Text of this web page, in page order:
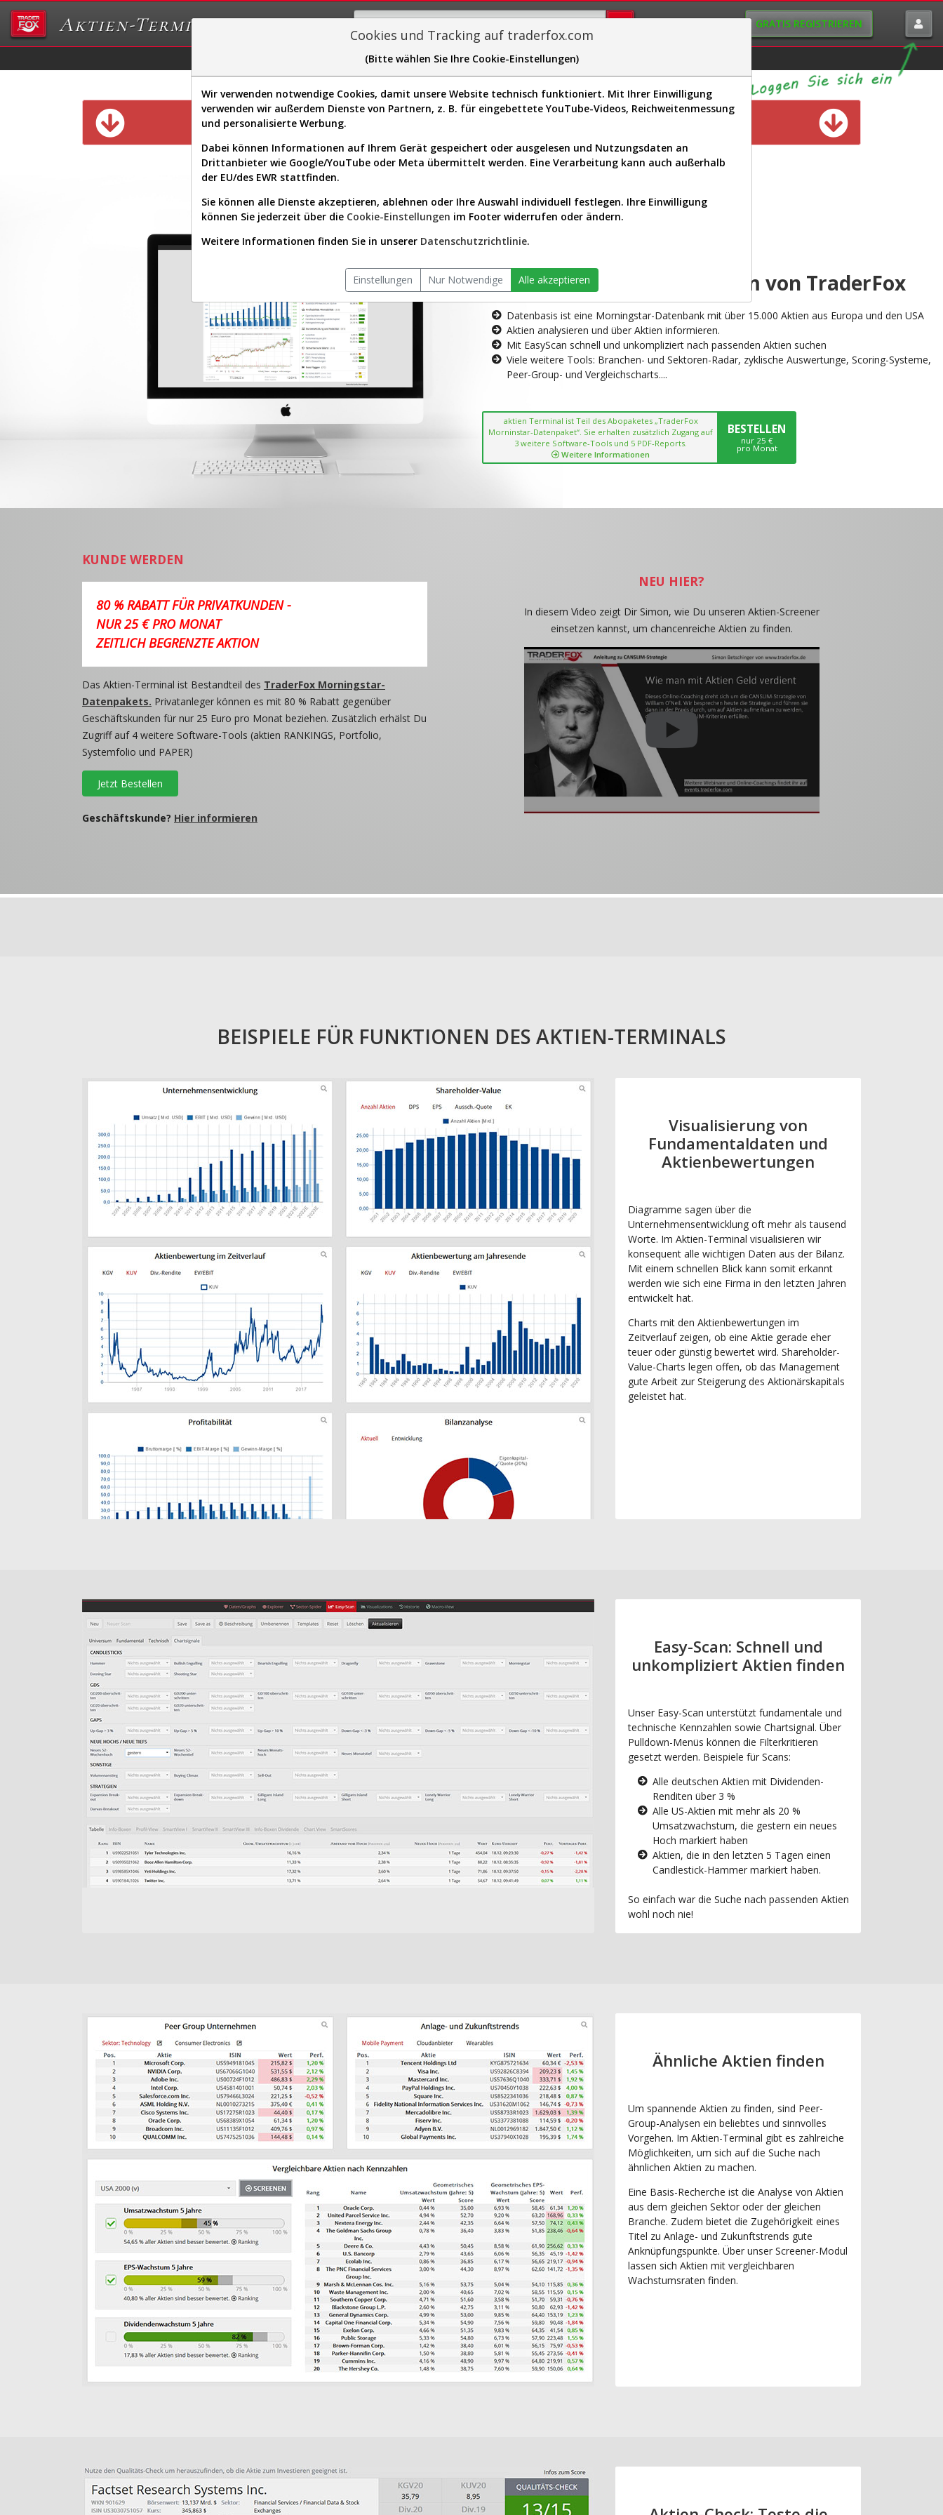
Aktien-Terminal GRATIS REGISTRIEREN
Sector-Spider Easy-Scan Visualizations
Diese Funktion ist nur für Premium-Kunden verfügbar
AKTIEN-TERMINAL
Die Aktienanalyse-Plattform von TraderFox
Datenbasis ist eine Morningstar-Datenbank mit über 15.000 Aktien aus Europa und den USA
Aktien analysieren und über Aktien informieren.
Mit EasyScan schnell und unkompliziert nach passenden Aktien suchen
Viele weitere Tools: Branchen- und Sektoren-Radar, zyklische Auswertunge, Scoring-Systeme,
Peer-Group- und Vergleichscharts....
aktien Terminal ist Teil des Abopaketes „TraderFox
Morninstar-Datenpaket“. Sie erhalten zusätzlich Zugang auf
3 weitere Software-Tools und 5 PDF-Reports.
Weitere Informationen
BESTELLEN
nur 25 €
pro Monat
KUNDE WERDEN
80 % RABATT FÜR PRIVATKUNDEN -
NUR 25 € PRO MONAT
ZEITLICH BEGRENZTE AKTION
Das Aktien-Terminal ist Bestandteil des TraderFox Morningstar-
Datenpakets. Privatanleger können es mit 80 % Rabatt gegenüber
Geschäftskunden für nur 25 Euro pro Monat beziehen. Zusätzlich erhälst Du
Zugriff auf 4 weitere Software-Tools (aktien RANKINGS, Portfolio,
Systemfolio und PAPER)
Jetzt Bestellen
Geschäftskunde? Hier informieren
NEU HIER?
In diesem Video zeigt Dir Simon, wie Du unseren Aktien-Screener
einsetzen kannst, um chancenreiche Aktien zu finden.
BEISPIELE FÜR FUNKTIONEN DES AKTIEN-TERMINALS
Visualisierung von
Fundamentaldaten und
Aktienbewertungen
Diagramme sagen über die
Unternehmensentwicklung oft mehr als tausend
Worte. Im Aktien-Terminal visualisieren wir
konsequent alle wichtigen Daten aus der Bilanz.
Mit einem schnellen Blick kann somit erkannt
werden wie sich eine Firma in den letzten Jahren
entwickelt hat.
Charts mit den Aktienbewertungen im
Zeitverlauf zeigen, ob eine Aktie gerade eher
teuer oder günstig bewertet wird. Shareholder-
Value-Charts legen offen, ob das Management
gute Arbeit zur Steigerung des Aktionärskapitals
geleistet hat.
Easy-Scan: Schnell und
unkompliziert Aktien finden
Unser Easy-Scan unterstützt fundamentale und
technische Kennzahlen sowie Chartsignal. Über
Pulldown-Menüs können die Filterkritieren
gesetzt werden. Beispiele für Scans:
Alle deutschen Aktien mit Dividenden-
Renditen über 3 %
Alle US-Aktien mit mehr als 20 %
Umsatzwachstum, die gestern ein neues
Hoch markiert haben
Aktien, die in den letzten 5 Tagen einen
Candlestick-Hammer markiert haben.
So einfach war die Suche nach passenden Aktien
wohl noch nie!
Ähnliche Aktien finden
Um spannende Aktien zu finden, sind Peer-
Group-Analysen ein beliebtes und sinnvolles
Vorgehen. Im Aktien-Terminal gibt es zahlreiche
Möglichkeiten, um sich auf die Suche nach
ähnlichen Aktien zu machen.
Eine Basis-Recherche ist die Analyse von Aktien
aus dem gleichen Sektor oder der gleichen
Branche. Zudem bietet die Zugehörigkeit eines
Titel zu Anlage- und Zukunftstrends gute
Anknüpfungspunkte. Über unser Screener-Modul
lassen sich Aktien mit vergleichbaren
Wachstumsraten finden.
Cookies und Tracking auf traderfox.com
(Bitte wählen Sie Ihre Cookie-Einstellungen)
Wir verwenden notwendige Cookies, damit unsere Website technisch funktioniert. Mit Ihrer Einwilligung
verwenden wir außerdem Dienste von Partnern, z. B. für eingebettete YouTube-Videos, Reichweitenmessung
und personalisierte Werbung.
Dabei können Informationen auf Ihrem Gerät gespeichert oder ausgelesen und Nutzungsdaten an
Drittanbieter wie Google/YouTube oder Meta übermittelt werden. Eine Verarbeitung kann auch außerhalb
der EU/des EWR stattfinden.
Sie können alle Dienste akzeptieren, ablehnen oder Ihre Auswahl individuell festlegen. Ihre Einwilligung
können Sie jederzeit über die Cookie-Einstellungen im Footer widerrufen oder ändern.
Weitere Informationen finden Sie in unserer Datenschutzrichtlinie.
Einstellungen Nur Notwendige Alle akzeptieren